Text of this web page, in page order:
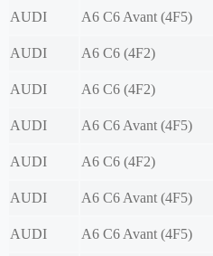
AUDI
A6 C6 Avant (4F5)
AUDI
A6 C6 (4F2)
AUDI
A6 C6 (4F2)
AUDI
A6 C6 Avant (4F5)
AUDI
A6 C6 (4F2)
AUDI
A6 C6 Avant (4F5)
AUDI
A6 C6 Avant (4F5)